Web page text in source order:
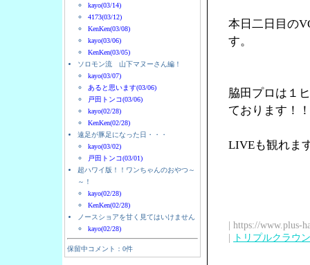
kayo(03/14)
4173(03/12)
KenKen(03/08)
kayo(03/06)
KenKen(03/05)
ソロモン流 山下マヌーさん編！
kayo(03/07)
あると思います(03/06)
戸田トンコ(03/06)
kayo(02/28)
KenKen(02/28)
遠足が豚足になった日・・・
kayo(03/02)
戸田トンコ(03/01)
超ハワイ版！！ワンちゃんのおやつ～
～！
kayo(02/28)
KenKen(02/28)
ノースショアを甘く見てはいけません
kayo(02/28)
保留中コメント：0件
本日二日目の
す。
脇田プロは１
ております！！
LIVEも観れま
| https://www.plus-
|
トリプルクラウ